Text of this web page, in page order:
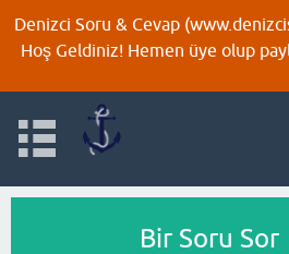
Denizci Soru & Cevap
Hoş Geldiniz! Hemen üye olup
Bir Soru Sor